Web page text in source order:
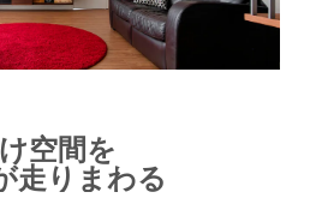
空間を
走りまわる